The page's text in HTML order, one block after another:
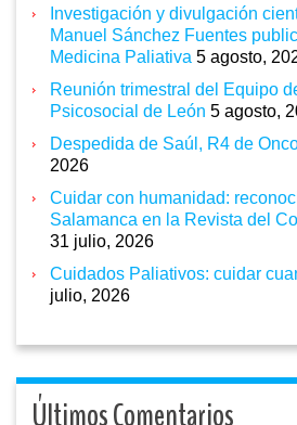
Investigación y divulgación
Manuel Sánchez Fuentes
Medicina Paliativa 5 agosto,
Reunión trimestral del Equipo
Psicosocial de León 5 agosto,
Despedida de Saúl, R4 de
2026
Cuidar con humanidad:
Salamanca en la Revista del
31 julio, 2026
Cuidados Paliativos: cuidar
julio, 2026
Últimos Comentarios